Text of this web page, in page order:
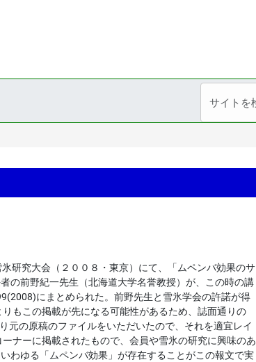
イ
ト
細
検
研究大会（２００８・東京）にて、「ムペンバ効果のサ
の前野紀一先生（北海道大学名誉教授）が、この時の講
にまとめられた。前野先生と雪氷学会の許諾が得
もこの掲載が先になる可能性があるため、誌面通りの
元の原稿のファイルをいただいたので、それを適宜レイ
ナーに掲載されたもので、会員や雪氷の研究に興味のあ
わゆる「ムペンバ効果」が存在することがこの報文で実